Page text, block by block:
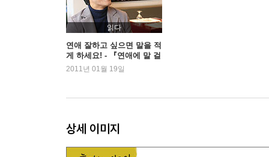
19. 셰퍼드는 ‘?을 기르는 사람’이라는 뜻에서 생긴
20. 일본에서 가장 많이 기르고 있는 개는 저패니즈
- 두 번째 단원 정리 - 내 짝꿍은 어디에?
21. 저패니즈 아키타 종의 하치라는 개는 돌아오지
22. 일본에 하치가 있다면 우리나라에는 오수의
26. 사람의 갓난아이를 돌보았던 강아지가 있을까,
27. 개들 사이에는 우정이 있을까, 없을까?
읽다
연애 잘하고 싶으면 말을 적
게 하세요! - 『연애에 말 걸
기』 명로진
2011년 01월 19일
상세 이미지